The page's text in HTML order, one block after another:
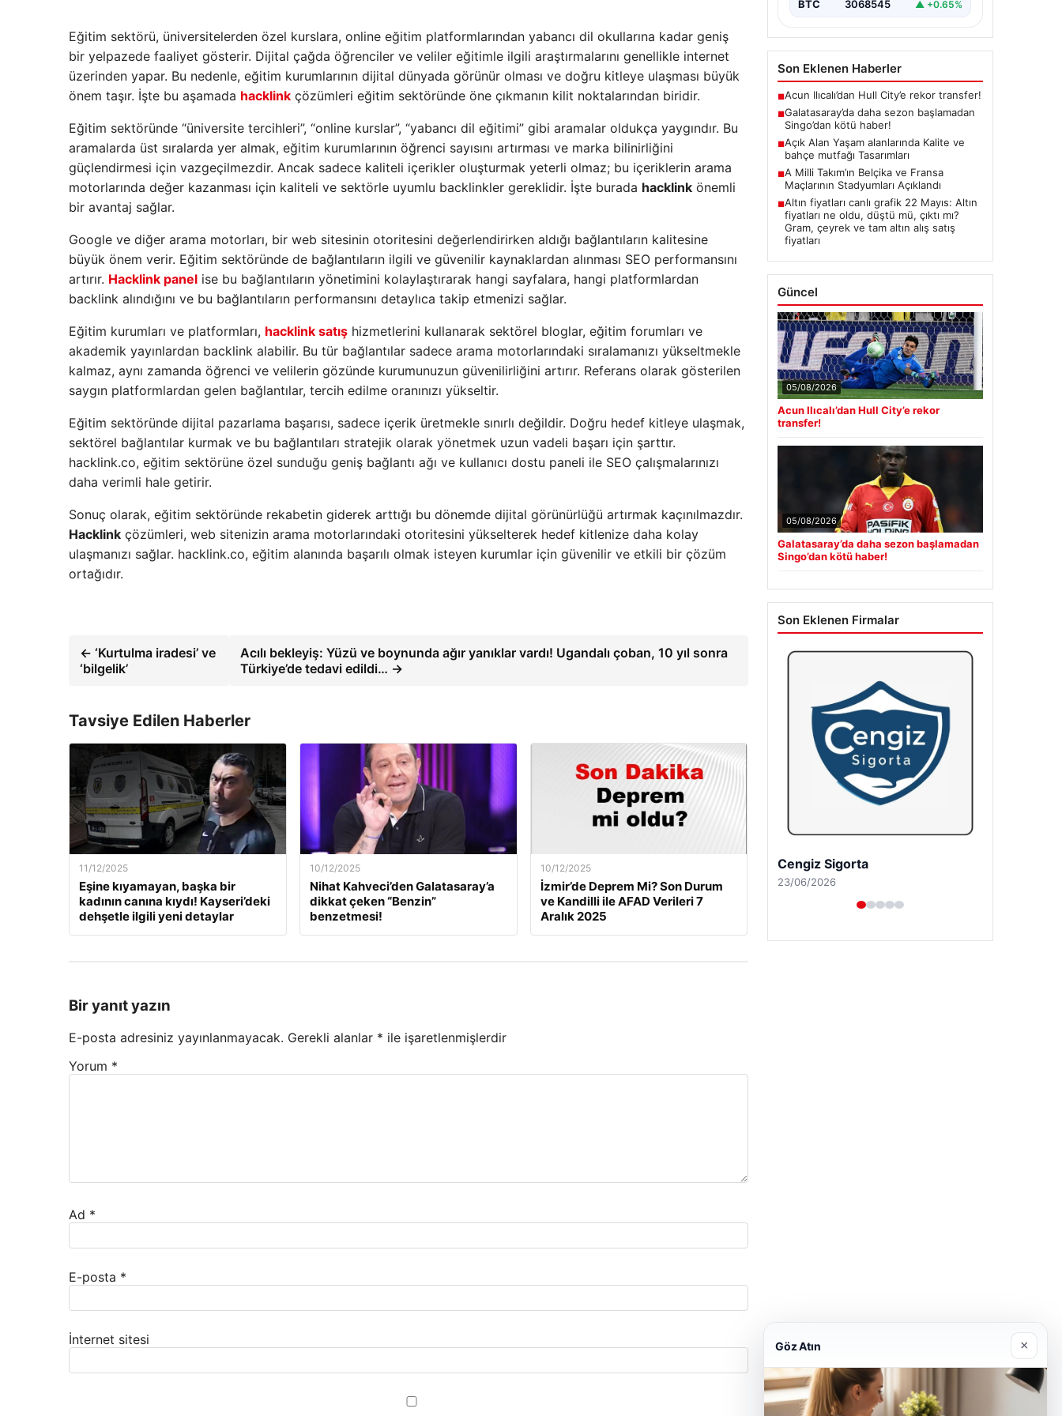
Eğitim sektörü, üniversitelerden özel kurslara, online eğitim platformlarından yabancı dil okullarına kadar geniş
bir yelpazede faaliyet gösterir. Dijital çağda öğrenciler ve veliler eğitimle ilgili araştırmalarını genellikle internet
üzerinden yapar. Bu nedenle, eğitim kurumlarının dijital dünyada görünür olması ve doğru kitleye ulaşması büyük
önem taşır. İşte bu aşamada hacklink çözümleri eğitim sektöründe öne çıkmanın kilit noktalarından biridir.
Eğitim sektöründe “üniversite tercihleri”, “online kurslar”, “yabancı dil eğitimi” gibi aramalar oldukça yaygındır. Bu
aramalarda üst sıralarda yer almak, eğitim kurumlarının öğrenci sayısını artırması ve marka bilinirliğini
güçlendirmesi için vazgeçilmezdir. Ancak sadece kaliteli içerikler oluşturmak yeterli olmaz; bu içeriklerin arama
motorlarında değer kazanması için kaliteli ve sektörle uyumlu backlinkler gereklidir. İşte burada hacklink önemli
bir avantaj sağlar.
Google ve diğer arama motorları, bir web sitesinin otoritesini değerlendirirken aldığı bağlantıların kalitesine
büyük önem verir. Eğitim sektöründe de bağlantıların ilgili ve güvenilir kaynaklardan alınması SEO performansını
artırır. Hacklink panel ise bu bağlantıların yönetimini kolaylaştırarak hangi sayfalara, hangi platformlardan
backlink alındığını ve bu bağlantıların performansını detaylıca takip etmenizi sağlar.
Eğitim kurumları ve platformları, hacklink satış hizmetlerini kullanarak sektörel bloglar, eğitim forumları ve
akademik yayınlardan backlink alabilir. Bu tür bağlantılar sadece arama motorlarındaki sıralamanızı yükseltmekle
kalmaz, aynı zamanda öğrenci ve velilerin gözünde kurumunuzun güvenilirliğini artırır. Referans olarak gösterilen
saygın platformlardan gelen bağlantılar, tercih edilme oranınızı yükseltir.
Eğitim sektöründe dijital pazarlama başarısı, sadece içerik üretmekle sınırlı değildir. Doğru hedef kitleye ulaşmak,
sektörel bağlantılar kurmak ve bu bağlantıları stratejik olarak yönetmek uzun vadeli başarı için şarttır.
hacklink.co, eğitim sektörüne özel sunduğu geniş bağlantı ağı ve kullanıcı dostu paneli ile SEO çalışmalarınızı
daha verimli hale getirir.
Sonuç olarak, eğitim sektöründe rekabetin giderek arttığı bu dönemde dijital görünürlüğü artırmak kaçınılmazdır.
Hacklink çözümleri, web sitenizin arama motorlarındaki otoritesini yükselterek hedef kitlenize daha kolay
ulaşmanızı sağlar. hacklink.co, eğitim alanında başarılı olmak isteyen kurumlar için güvenilir ve etkili bir çözüm
ortağıdır.
← ‘Kurtulma iradesi’ ve
‘bilgelik’
Acılı bekleyiş: Yüzü ve boynunda ağır yanıklar vardı! Ugandalı çoban, 10 yıl sonra
Türkiye’de tedavi edildi… →
Tavsiye Edilen Haberler
11/12/2025
Eşine kıyamayan, başka bir
kadının canına kıydı! Kayseri’deki
dehşetle ilgili yeni detaylar
10/12/2025
Nihat Kahveci’den Galatasaray’a
dikkat çeken “Benzin”
benzetmesi!
10/12/2025
İzmir’de Deprem Mi? Son Durum
ve Kandilli ile AFAD Verileri 7
Aralık 2025
Bir yanıt yazın
E-posta adresiniz yayınlanmayacak. Gerekli alanlar * ile işaretlenmişlerdir
Yorum *
Ad *
E-posta *
İnternet sitesi
BTC 3068545 ▲ +0.65%
Son Eklenen Haberler
■Acun Ilıcalı’dan Hull City’e rekor transfer!
■Galatasaray’da daha sezon başlamadan
Singo’dan kötü haber!
■Açık Alan Yaşam alanlarında Kalite ve
bahçe mutfağı Tasarımları
■A Milli Takım’ın Belçika ve Fransa
Maçlarının Stadyumları Açıklandı
■Altın fiyatları canlı grafik 22 Mayıs: Altın
fiyatları ne oldu, düştü mü, çıktı mı?
Gram, çeyrek ve tam altın alış satış
fiyatları
Güncel
05/08/2026
Acun Ilıcalı’dan Hull City’e rekor
transfer!
05/08/2026
Galatasaray’da daha sezon başlamadan
Singo’dan kötü haber!
Son Eklenen Firmalar
Hastaş Beton
26/05/2026
Göz Atın ×